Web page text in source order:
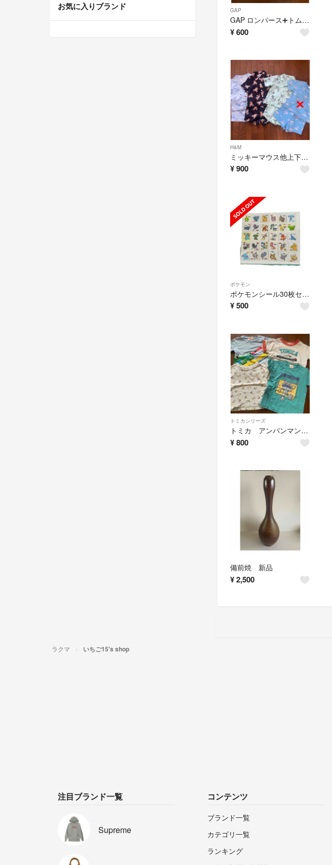
GAP
GAP ロンパース➕トムとジェリー上下セット70cm
¥600
H&M
ミッキーマウス他上下セット✖️3 12-18M
¥900
ポケモン
ポケモンシール30枚セット
¥500
トミカシリーズ
トミカ アンパンマン Tシャツ4点セット100cm
¥800
備前焼 新品
¥2,500
お気に入りブランド
ラクマ いちご15's shop
注目ブランド一覧
Supreme
コンテンツ
ブランド一覧
カテゴリ一覧
ランキング